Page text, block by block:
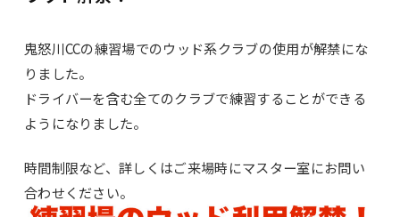
鬼怒川CCの練習場でのウッド系クラブの使用が解禁にな
りました。
ドライバーを含む全てのクラブで練習することができる
ようになりました。
時間制限など、詳しくはご来場時にマスター室にお問い
合わせください。